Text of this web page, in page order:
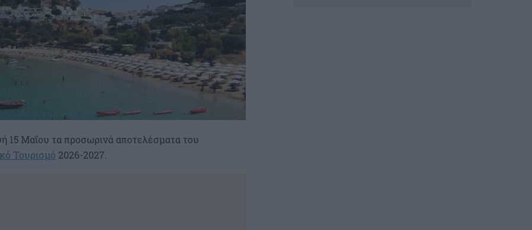
15 Μαΐου τα προσωρινά αποτελέσματα του
Τουρισμό 2026-2027.